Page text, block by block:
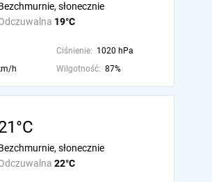
19°C
słonecznie
Ciśnienie: 1020 hPa
h Wilgotność: 87%
22°C
słonecznie